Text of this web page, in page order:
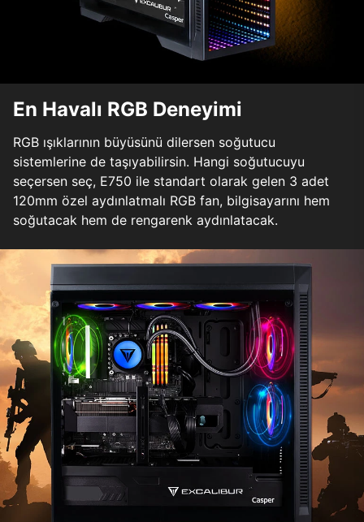
En Havalı RGB Deneyimi
RGB ışıklarının büyüsünü dilersen soğutucu
sistemlerine de taşıyabilirsin. Hangi soğutucuyu
seçersen seç, E750 ile standart olarak gelen 3 adet
120mm özel aydınlatmalı RGB fan, bilgisayarını hem
soğutacak hem de rengarenk aydınlatacak.